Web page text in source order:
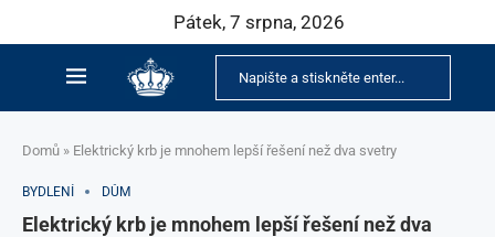
Pátek, 7 srpna, 2026
Domů » Elektrický krb je mnohem lepší řešení než dva svetry
BYDLENÍ DŮM
Elektrický krb je mnohem lepší řešení než dva